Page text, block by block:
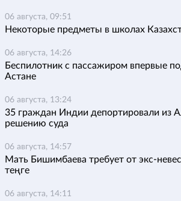
06 августа, 09:51
Некоторые предметы в школах
06 августа, 14:26
Беспилотник с пассажиром впервые
Астане
06 августа, 13:24
35 граждан Индии депортировали из
решению суда
06 августа, 14:57
Мать Бишимбаева требует от экс-
теңге
06 августа, 14:11